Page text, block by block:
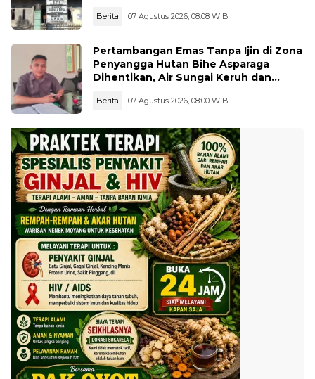
Berita 07 Agustus 2026, 08:08 WIB
Pertambangan Emas Tanpa Ijin di Zona
Penyangga Hutan Bihe Asparaga
Dihentikan, Air Sungai Keruh dan
Berita 07 Agustus 2026, 08:00 WIB